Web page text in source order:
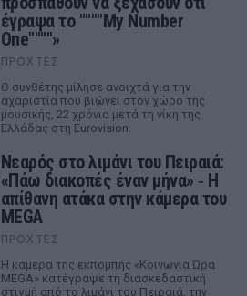
έγραψα το """"My Number
One""""»
ΠΡΟΧΤΈΣ
Ο συνθέτης μίλησε ανοιχτά για την
αχαριστία που βιώνει στον χώρο της
μουσικής, 22 χρόνια μετά τη νίκη της
Ελλάδας στη Eurovision.
Νεαρός στο λιμάνι του Πειραιά:
«Πάω διακοπές έναν μήνα» ‑ Η
απίθανη ατάκα στην κάμερα του
MEGA
ΠΡΟΧΤΈΣ
Η κάμερα της εκπομπής «Κοινωνία Ώρα
MEGA» κατέγραψε τη διασκεδαστική
στιγμή από το λιμάνι του Πειραιά, την